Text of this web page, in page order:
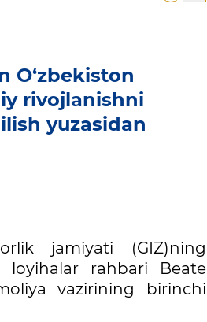
O‘zbekiston
rivojlanishni
yuzasidan
jamiyati (GIZ)ning
loyihalar rahbari Beate
vazirining birinchi